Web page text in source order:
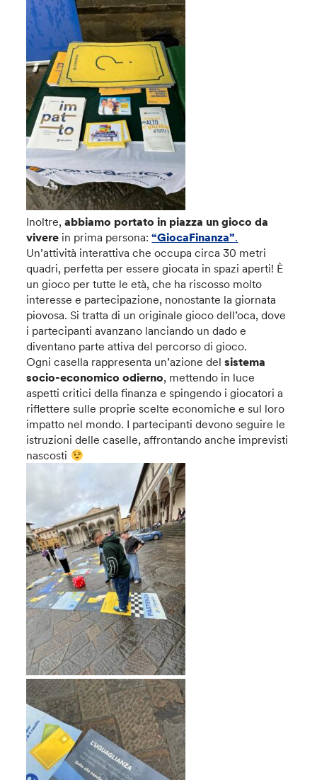
Inoltre,abbiamo portato in piazza un gioco da
vivere in prima persona:“GiocaFinanza”.
Un’attività interattiva che occupa circa 30 metri
quadri, perfetta per essere giocata in spazi aperti! È
un gioco per tutte le età, che ha riscosso molto
interesse e partecipazione, nonostante la giornata
piovosa. Si tratta di un originale gioco dell’oca, dove
i partecipanti avanzano lanciando un dado e
diventano parte attiva del percorso di gioco.
Ogni casella rappresenta un’azione delsistema
socio-economico odierno, mettendo in luce
aspetti critici della finanza e spingendo i giocatori a
riflettere sulle proprie scelte economiche e sul loro
impatto nel mondo. I partecipanti devono seguire le
istruzioni delle caselle, affrontando anche imprevisti
nascosti